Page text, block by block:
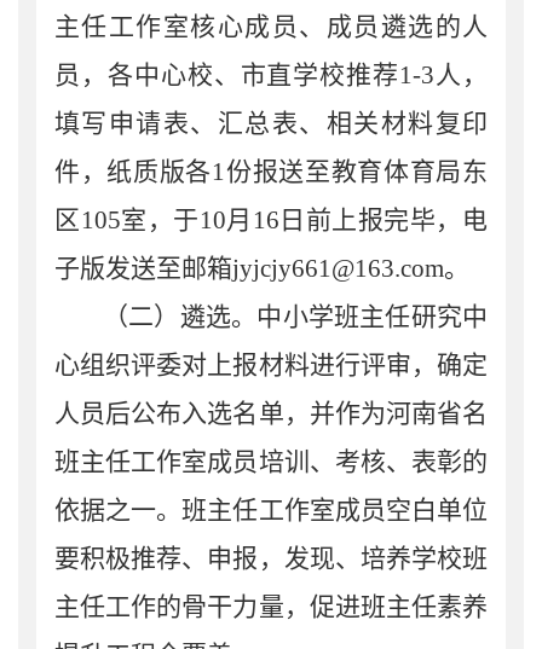
主任工作室核心成员、成员遴选的人
员，各中心校、市直学校推荐1-3人，
填写申请表、汇总表、相关材料复印
件，纸质版各1份报送至教育体育局东
区105室，于10月 16 日前上报完毕，电
子版发送至邮箱jyjcjy661@163.com。
（二）遴选。 中小学班主任研究中
心组织评委对上报材料进行评审，确定
人员后公布入选名单，并作为河南省名
班主任工作室成员培训、考核、表彰的
依据之一。班主任工作室成员空白单位
要积极推荐、申报，发现、培养学校班
主任工作的骨干力量，促进班主任素养